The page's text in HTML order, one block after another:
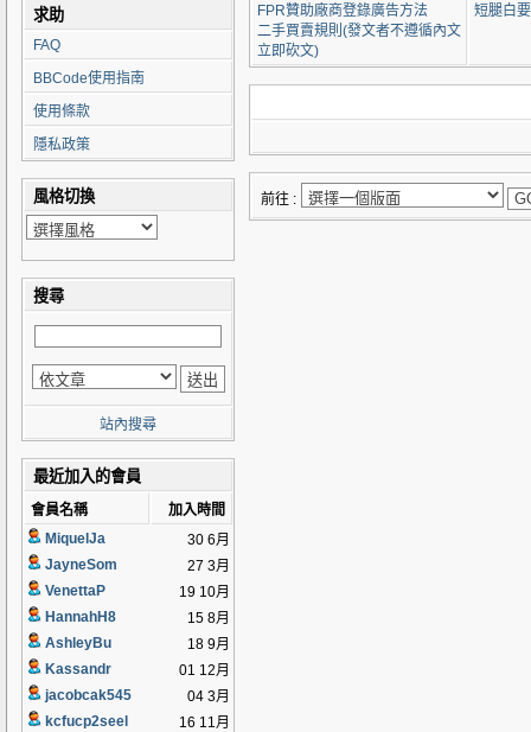
求助
FAQ
BBCode使用指南
使用條款
隱私政策
風格切換
搜尋
站內搜尋
最近加入的會員
會員名稱
加入時間
MiquelJa
30 6月
JayneSom
27 3月
VenettaP
19 10月
HannahH8
15 8月
AshleyBu
18 9月
Kassandr
01 12月
jacobcak545
04 3月
kcfucp2seel
16 11月
FPR贊助廠商登錄廣告方法
二手買賣規則(發文者不遵循內文
立即砍文)
短腿白
前往 :